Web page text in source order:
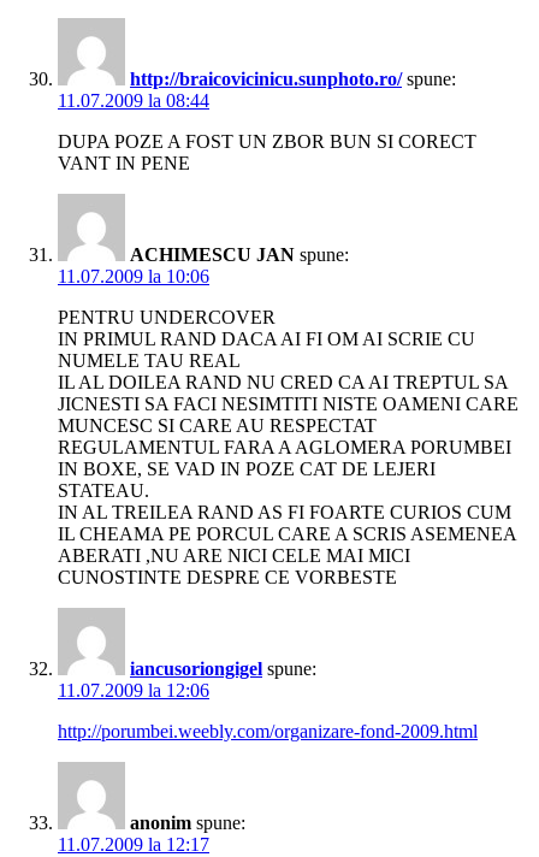
http://braicovicinicu.sunphoto.ro/ spune:
11.07.2009 la 08:44
DUPA POZE A FOST UN ZBOR BUN SI CORECT
VANT IN PENE
ACHIMESCU JAN spune:
11.07.2009 la 10:06
PENTRU UNDERCOVER
IN PRIMUL RAND DACA AI FI OM AI SCRIE CU
NUMELE TAU REAL
IL AL DOILEA RAND NU CRED CA AI TREPTUL SA
JICNESTI SA FACI NESIMTITI NISTE OAMENI CARE
MUNCESC SI CARE AU RESPECTAT
REGULAMENTUL FARA A AGLOMERA PORUMBEI
IN BOXE, SE VAD IN POZE CAT DE LEJERI
STATEAU.
IN AL TREILEA RAND AS FI FOARTE CURIOS CUM
IL CHEAMA PE PORCUL CARE A SCRIS ASEMENEA
ABERATI ,NU ARE NICI CELE MAI MICI
CUNOSTINTE DESPRE CE VORBESTE
iancusoriongigel spune:
11.07.2009 la 12:06
http://porumbei.weebly.com/organizare-fond-2009.html
anonim spune:
11.07.2009 la 12:17